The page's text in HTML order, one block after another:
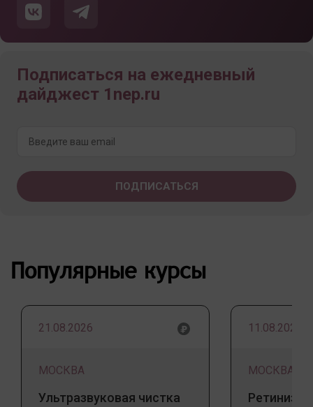
Подписаться на ежедневный
дайджест 1nep.ru
Популярные курсы
21.08.2026
МОСКВА
Ультразвуковая чистка
11.08.2026
МОСКВА